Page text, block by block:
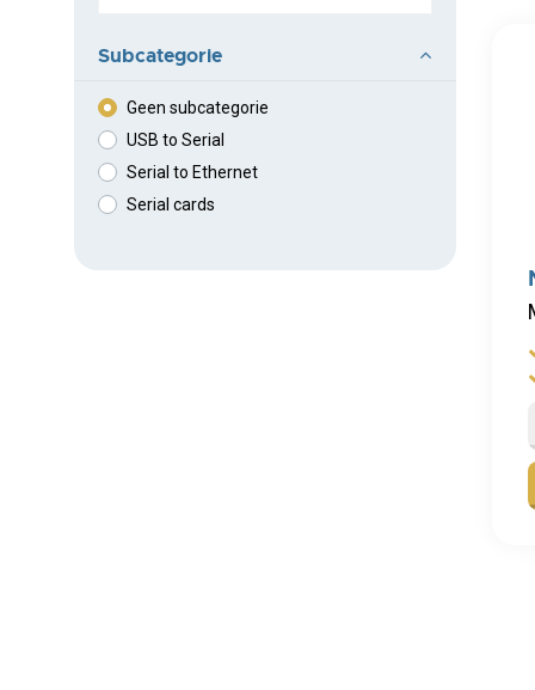
Subcategorie
Geen subcategorie
USB to Serial
Serial to Ethernet
Serial cards